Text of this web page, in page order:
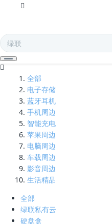
全部
电子存储
蓝牙耳机
手机周边
智能充电
苹果周边
电脑周边
车载周边
影音周边
生活精品
全部
绿联私有云
硬盘盒